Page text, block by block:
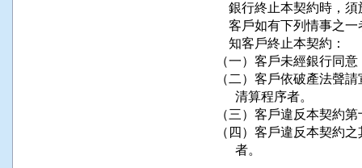
銀行終止本契約時
客戶如有下列情事
        知客戶終止本契約：
（一）客戶未經銀行同
（二）客戶依破產法聲
          清算程序者。
（三）客戶違反本契約
（四）客戶違反本契約
          者。